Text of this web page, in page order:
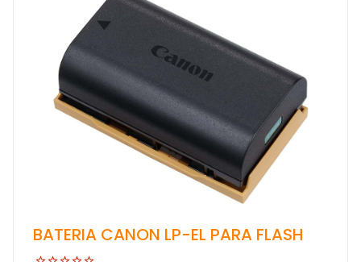
BATERIA CANON LP-EL PARA FLASH